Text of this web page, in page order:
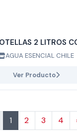
2 LITROS
AGUA ESENCIAL CHILE
Ver Producto
1 2 3 4